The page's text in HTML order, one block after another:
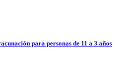
para personas de 11 a 3 años